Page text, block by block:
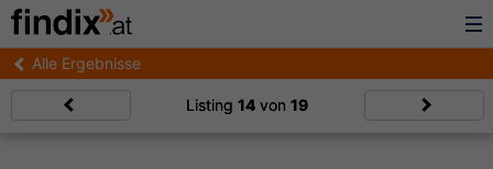
Alle Ergebnisse
Listing 14von 19